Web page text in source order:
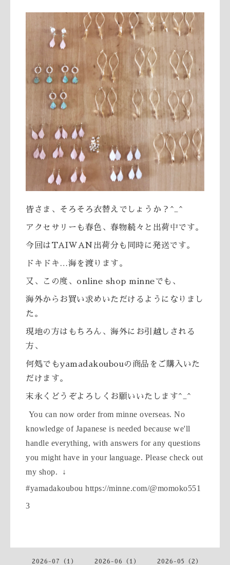
皆さま、そろそろ衣替えでしょうか？^_^
アクセサリーも春色、春物続々と出荷中です。
今回はTAIWAN出荷分も同時に発送です。
ドキドキ…海を渡ります。
又、この度、online shop minneでも、
海外からお買い求めいただけるようになりまし
た。
現地の方はもちろん、海外にお引越しされる
方、
何処でもyamadakoubouの商品をご購入いた
だけます。
末永くどうぞよろしくお願いいたします^_^
You can now order from minne overseas. No
knowledge of Japanese is needed because we'll
handle everything, with answers for any questions
you might have in your language. Please check out
my shop. ↓
#yamadakoubou https://minne.com/@momoko551
3
2026-07（1） 2026-06（1） 2026-05（2）